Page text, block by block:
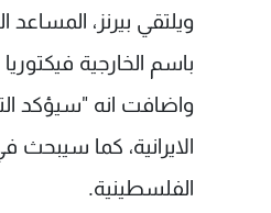
ويلتقي بيرنز،
باسم الخارجية فيكتوريا
واضافت انه "سيؤكد
الايرانية، كما
الفلسطينية.